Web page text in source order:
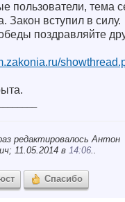
пользователи, тема
Закон вступил в силу.
поздравляйте
редактировалось Антон
11.05.2014 в 14:06..
Спасибо